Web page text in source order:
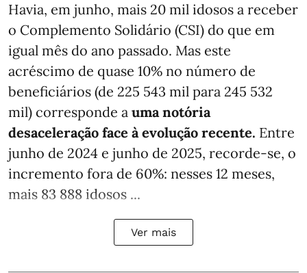
Havia, em junho, mais 20 mil idosos a receber
o Complemento Solidário (CSI) do que em
igual mês do ano passado. Mas este
acréscimo de quase 10% no número de
beneficiários (de 225 543 mil para 245 532
mil) corresponde a uma notória
desaceleração face à evolução recente. Entre
junho de 2024 e junho de 2025, recorde-se, o
incremento fora de 60%: nesses 12 meses,
mais 83 888 idosos ...
Ver mais